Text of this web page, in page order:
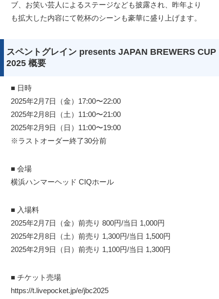
ブ、お笑い芸人によるステージなども披露され、昨年より
も拡大した内容にて乾杯のシーンも豪華に盛り上げます。
スペントグレイン presents JAPAN BREWERS CUP
2025 概要
■ 日時
2025年2月7日（金）17:00〜22:00
2025年2月8日（土）11:00〜21:00
2025年2月9日（日）11:00〜19:00
※ラストオーダー終了30分前
■ 会場
横浜ハンマーヘッド CIQホール
■ 入場料
2025年2月7日（金）前売り 800円/当日 1,000円
2025年2月8日（土）前売り 1,300円/当日 1,500円
2025年2月9日（日）前売り 1,100円/当日 1,300円
■ チケット売場
https://t.livepocket.jp/e/jbc2025